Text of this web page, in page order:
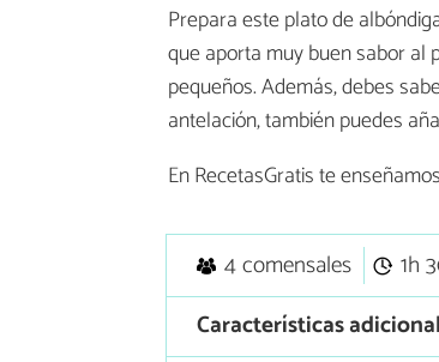
Prepara este plato de
que aporta muy buen sabor al
pequeños. Además, debes
antelación, también puedes
En RecetasGratis te
4 comensales 1h
Características